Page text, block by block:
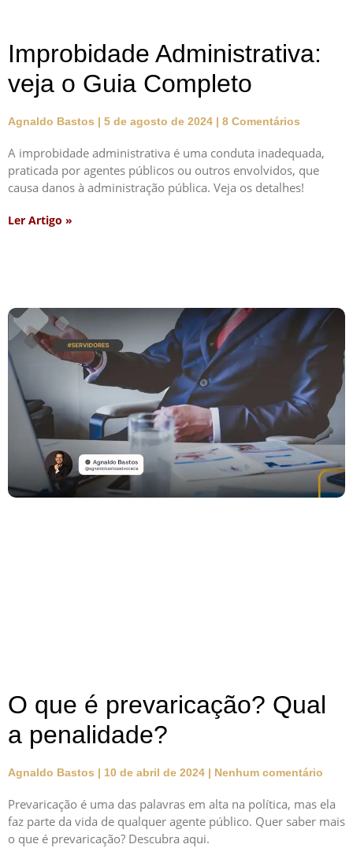
Improbidade Administrativa:
veja o Guia Completo
Agnaldo Bastos 5 de agosto de 2024 8 Comentários
A improbidade administrativa é uma conduta inadequada,
praticada por agentes públicos ou outros envolvidos, que
causa danos à administração pública. Veja os detalhes!
Ler Artigo »
O que é prevaricação? Qual
a penalidade?
Agnaldo Bastos 10 de abril de 2024 Nenhum comentário
Prevaricação é uma das palavras em alta na política, mas ela
faz parte da vida de qualquer agente público. Quer saber mais
o que é prevaricação? Descubra aqui.